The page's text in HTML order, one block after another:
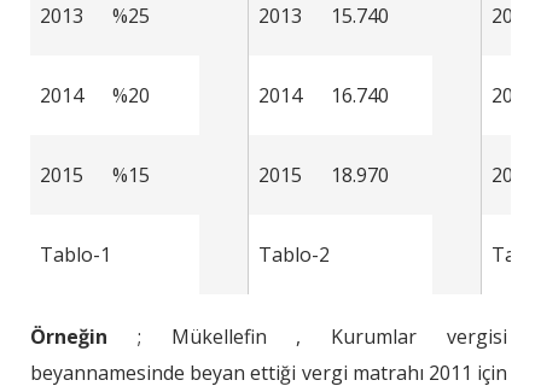
2013 %25 2013 15.740 2013
2014 %20 2014 16.740 2014
2015 %15 2015 18.970 2015
Tablo-1 Tablo-2
Örneğin ; Mükellefin , Kurumlar vergisi
beyannamesinde beyan ettiği vergi matrahı 2011 için